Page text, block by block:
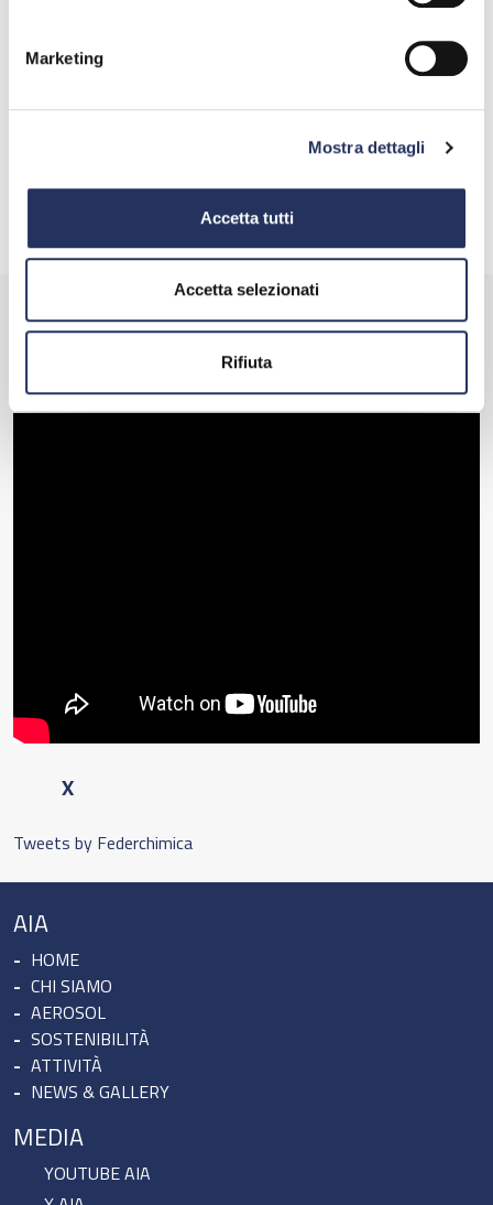
Marketing
Mostra dettagli
Accetta tutti
Accetta selezionati
Rifiuta
al centro del
Leggi tutto
Bombolette Aerosol: mini-
sicuro e consapevole
SEGUICI SU
X
Tweets by Federchimica
AIA
HOME
CHI SIAMO
AEROSOL
SOSTENIBILITÀ
ATTIVITÀ
NEWS & GALLERY
MEDIA
YOUTUBE AIA